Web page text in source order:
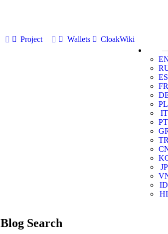
Project Wallets
CloakWiki
ES
FR
PL
IT
PT
JP
ID
HI
Blog Search